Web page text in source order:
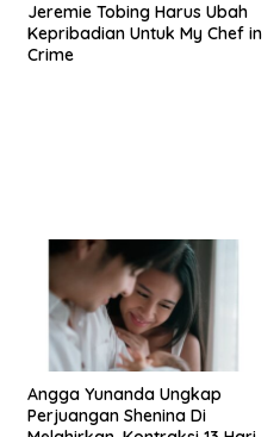
Jeremie Tobing Harus Ubah
Kepribadian Untuk My Chef in
Crime
Angga Yunanda Ungkap
Perjuangan Shenina Di